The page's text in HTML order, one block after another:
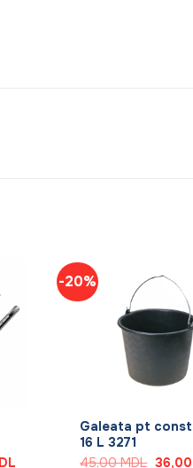
-20%
Galeata pt
16 L 3271
45,00MDL Prețul
36,00